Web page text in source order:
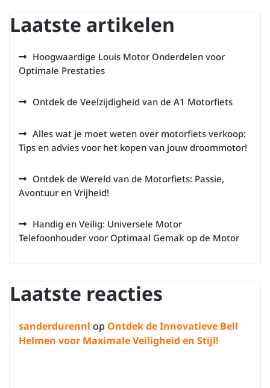
Laatste artikelen
Hoogwaardige Louis Motor Onderdelen voor
Optimale Prestaties
Ontdek de Veelzijdigheid van de A1 Motorfiets
Alles wat je moet weten over motorfiets verkoop:
Tips en advies voor het kopen van jouw droommotor!
Ontdek de Wereld van de Motorfiets: Passie,
Avontuur en Vrijheid!
Handig en Veilig: Universele Motor
Telefoonhouder voor Optimaal Gemak op de Motor
Laatste reacties
sanderdurennl op Ontdek de Innovatieve Bell
Helmen voor Maximale Veiligheid en Stijl!